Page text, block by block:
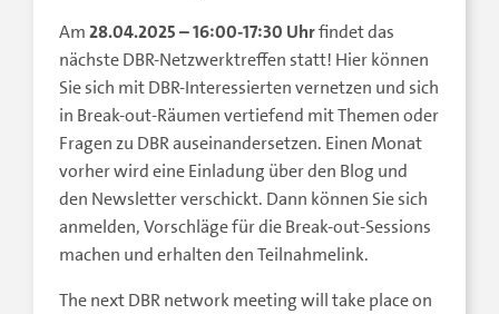
Am28.04.2025 – 16:00-17:30 Uhrfindet das
nächste DBR-Netzwerktreffen statt! Hier können
Sie sich mit DBR-Interessierten vernetzen und sich
in Break-out-Räumen vertiefend mit Themen oder
Fragen zu DBR auseinandersetzen. Einen Monat
vorher wird eine Einladung über den Blog und
den Newsletter verschickt. Dann können Sie sich
anmelden, Vorschläge für die Break-out-Sessions
machen und erhalten den Teilnahmelink.
The next DBR network meeting will take place on